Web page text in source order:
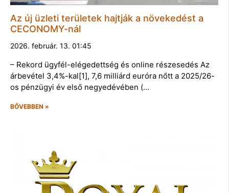
Az új üzleti területek hajtják a növekedést a
CECONOMY-nál
2026. február. 13. 01:45
– Rekord ügyfél-elégedettség és online részesedés Az
árbevétel 3,4%-kal[1], 7,6 milliárd euróra nőtt a 2025/26-
os pénzügyi év első negyedévében (…
BŐVEBBEN »